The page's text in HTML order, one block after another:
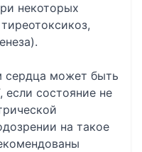
некоторых
сердца может быть
если состояние не
на такое